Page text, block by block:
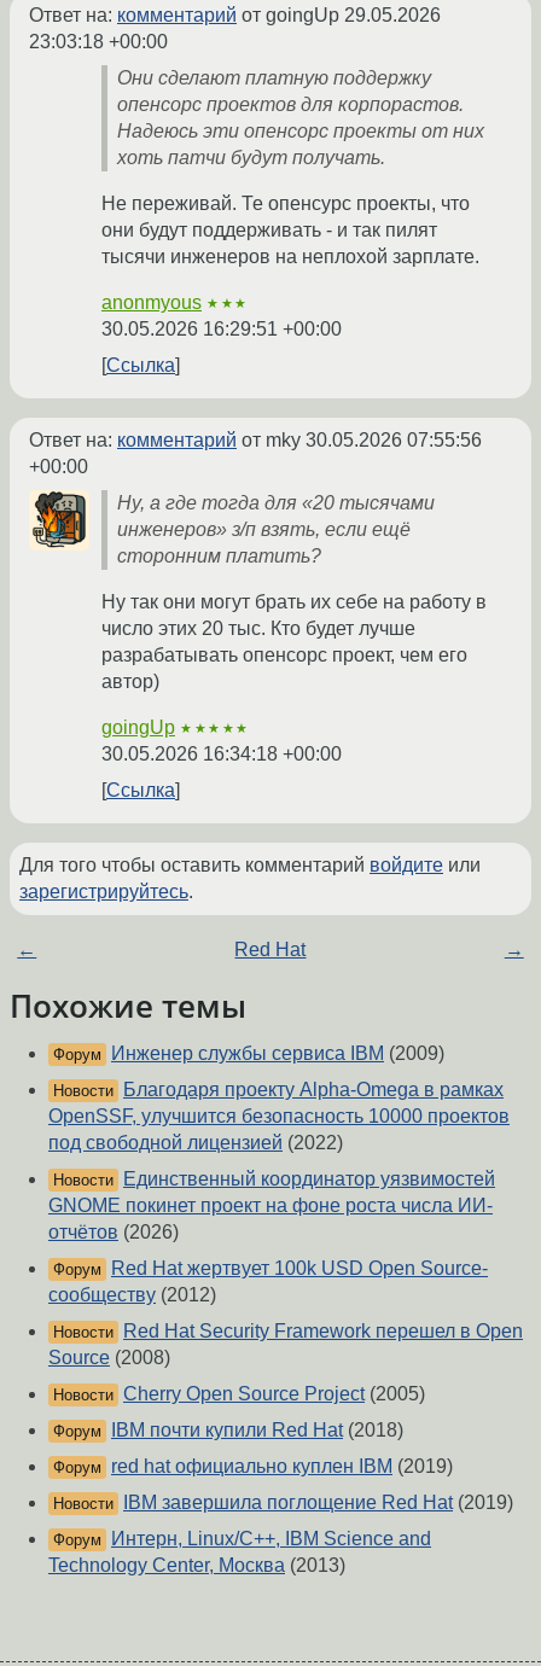
Ответ на: комментарий от goingUp 29.05.2026
23:03:18 +00:00
Они сделают платную поддержку
опенсорс проектов для корпорастов.
Надеюсь эти опенсорс проекты от них
хоть патчи будут получать.
Не переживай. Те опенсурс проекты, что
они будут поддерживать - и так пилят
тысячи инженеров на неплохой зарплате.
anonmyous ★★★
30.05.2026 16:29:51 +00:00
Ссылка
Ответ на: комментарий от mky 30.05.2026 07:55:56
+00:00
Ну, а где тогда для «20 тысячами
инженеров» з/п взять, если ещё
сторонним платить?
Ну так они могут брать их себе на работу в
число этих 20 тыс. Кто будет лучше
разрабатывать опенсорс проект, чем его
автор)
goingUp ★★★★★
30.05.2026 16:34:18 +00:00
Ссылка
Для того чтобы оставить комментарий войдите или
зарегистрируйтесь.
← Red Hat →
Похожие темы
Форум Инженер службы сервиса IBM (2009)
Новости
Благодаря проекту Alpha-Omega в рамках
OpenSSF, улучшится безопасность 10000 проектов
под свободной лицензией (2022)
Новости
Единственный координатор уязвимостей
GNOME покинет проект на фоне роста числа ИИ-
отчётов (2026)
Форум
Red Hat жертвует 100k USD Open Source-
сообществу (2012)
Новости
Red Hat Security Framework перешел в Open
Source (2008)
Новости Cherry Open Source Project(2005)
Форум IBM почти купили Red Hat(2018)
Форум red hat официально куплен IBM (2019)
Новости IBM завершила поглощение Red Hat(2019)
Форум
Интерн, Linux/С++, IBM Science and
Technology Center, Москва (2013)